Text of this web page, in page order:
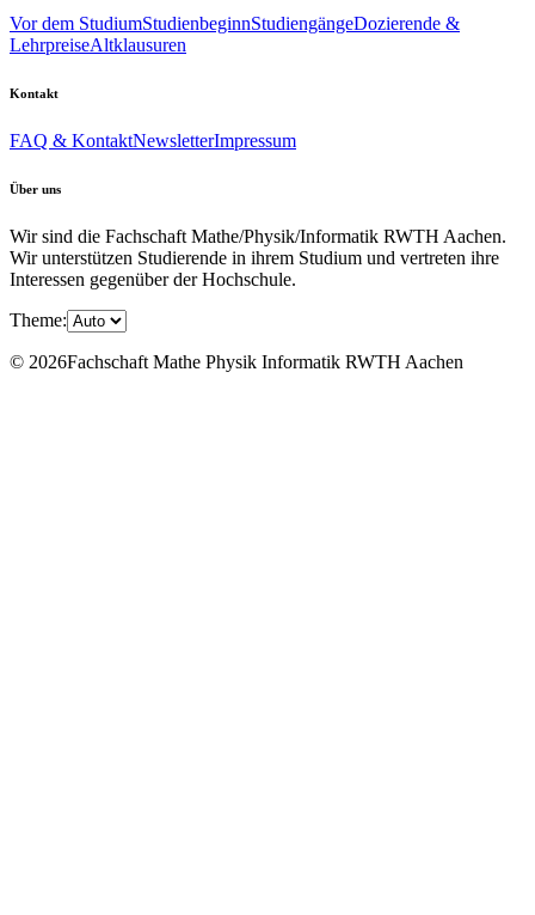
Vor dem StudiumStudienbeginnStudiengängeDozierende &
LehrpreiseAltklausuren
Kontakt
FAQ & KontaktNewsletterImpressum
Über uns
Wir sind die Fachschaft Mathe/Physik/Informatik RWTH Aachen.
Wir unterstützen Studierende in ihrem Studium und vertreten ihre
Interessen gegenüber der Hochschule.
Theme:
© 2026Fachschaft Mathe Physik Informatik RWTH Aachen